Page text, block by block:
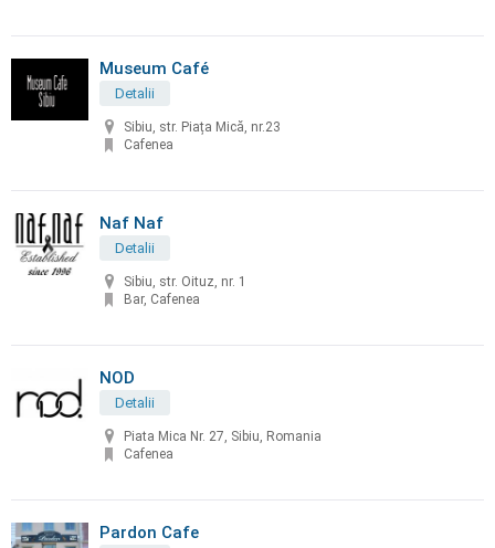
Museum Café
Detalii
Sibiu, str. Piața Mică, nr.23
Cafenea
Naf Naf
Detalii
Sibiu, str. Oituz, nr. 1
Bar, Cafenea
NOD
Detalii
Piata Mica Nr. 27, Sibiu, Romania
Cafenea
Pardon Cafe